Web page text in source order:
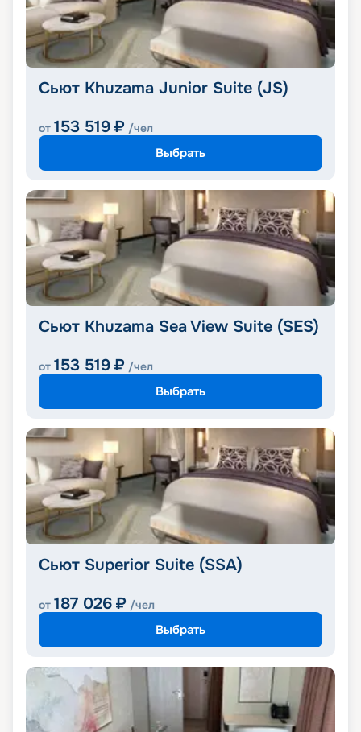
Сьют Khuzama Junior Suite (JS)
от 153 519 ₽ /чел
Выбрать
Сьют Khuzama Sea View Suite (SES)
от 153 519 ₽ /чел
Выбрать
Сьют Superior Suite (SSA)
от 187 026 ₽ /чел
Выбрать